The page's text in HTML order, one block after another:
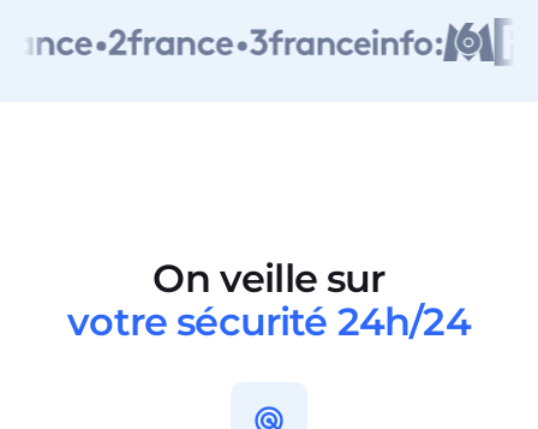
On veille sur
votre sécurité 24h/24